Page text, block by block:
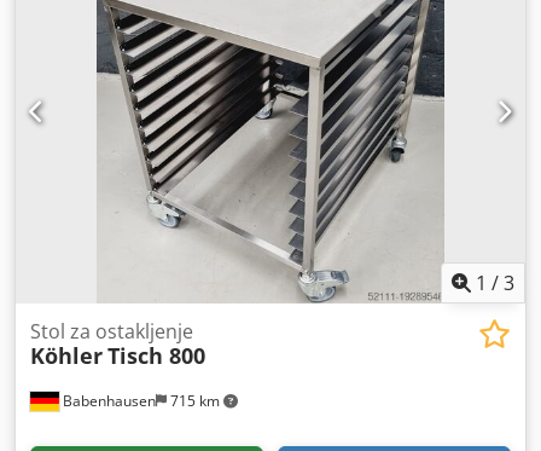
1 /3
Babenhausen 715 km
Stol za ostakljenje
KöhlerTisch 800